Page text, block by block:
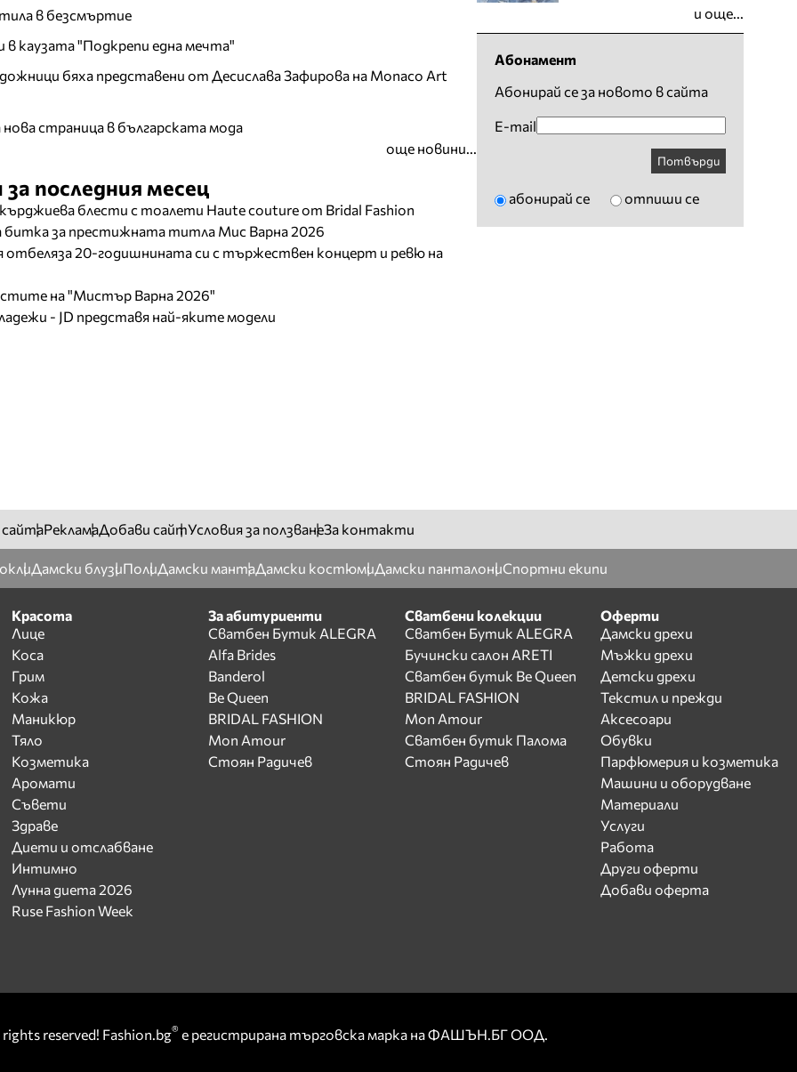
в безсмъртие
в каузата "Подкрепи една мечта"
бяха представени от Десислава Зафирова на Monaco Art
страница в българската мода
още новини...
последния месец
блести с тоалети Haute couture от Bridal Fashion
битка за престижната титла Мис Варна 2026
20-годишнината си с тържествен концерт и ревю на
на "Мистър Варна 2026"
- JD представя най-яките модели
и още...
Абонамент
Абонирай се за новото в сайта
E-mail
Потвърди
абонирай се отпиши се
сайтаРекламаДобави сайтУсловия за ползванеЗа контакти
Дамски блузиПолиДамски мантаДамски костюмиДамски панталониСпортни екипи
Красота
Лице
Коса
Грим
Кожа
Маникюр
Тяло
Козметика
Аромати
Съвети
Здраве
Диети и отслабване
Интимно
Лунна диета 2026
Ruse Fashion Week
За абитуриенти
Сватбен Бутик ALEGRA
Alfa Brides
Banderol
Be Queen
BRIDAL FASHION
Mon Amour
Стоян Радичев
Сватбени колекции
Сватбен Бутик ALEGRA
Бучински салон ARETI
Сватбен бутик Be Queen
BRIDAL FASHION
Mon Amour
Сватбен бутик Палома
Стоян Радичев
Оферти
Дамски дрехи
Мъжки дрехи
Детски дрехи
Текстил и прежди
Аксесоари
Обувки
Парфюмерия и козметика
Машини и оборудване
Материали
Услуги
Работа
Други оферти
Добави оферта
reserved! Fashion.bg® е регистрирана търговска марка на ФАШЪН.БГ ООД.